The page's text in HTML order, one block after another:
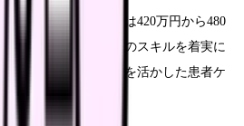
3回に減少し、年収は420万円から480
職場では急性期看護のスキルを着実に
療養型病院での経験を活かした患者ケ